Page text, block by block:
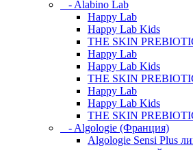
- Alabino Lab
Happy Lab
Happy Lab Kids
THE SKIN
Happy Lab
Happy Lab Kids
THE SKIN
Happy Lab
Happy Lab Kids
THE SKIN
- Algologie (Франция)
Algologie Sensi Plus